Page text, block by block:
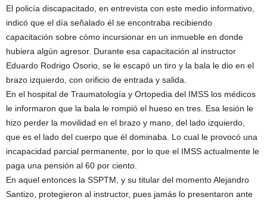
El policía discapacitado, en entrevista con este medio informativo,
indicó que el día señalado él se encontraba recibiendo
capacitación sobre cómo incursionar en un inmueble en donde
hubiera algún agresor. Durante esa capacitación al instructor
Eduardo Rodrigo Osorio, se le escapó un tiro y la bala le dio en el
brazo izquierdo, con orificio de entrada y salida.
En el hospital de Traumatología y Ortopedia del IMSS los médicos
le informaron que la bala le rompió el hueso en tres. Esa lesión le
hizo perder la movilidad en el brazo y mano, del lado izquierdo,
que es el lado del cuerpo que él dominaba. Lo cual le provocó una
incapacidad parcial permanente, por lo que el IMSS actualmente le
paga una pensión al 60 por ciento.
En aquel entonces la SSPTM, y su titular del momento Alejandro
Santizo, protegieron al instructor, pues jamás lo presentaron ante